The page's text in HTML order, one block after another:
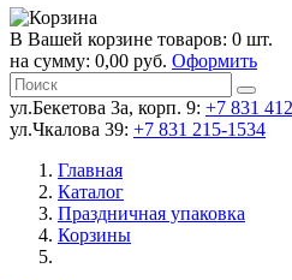
В Вашей корзине товаров: 0 шт.
на сумму: 0,00 руб. Оформить
ул.Бекетова 3а, корп. 9: +7 831
ул.Чкалова 39: +7 831 215-1534
Главная
Каталог
Праздничная упаковка
Корзины